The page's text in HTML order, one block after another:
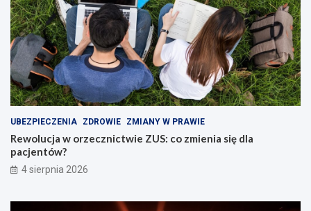
UBEZPIECZENIA ZDROWIE ZMIANY W PRAWIE
Rewolucja w orzecznictwie ZUS: co zmienia się dla
pacjentów?
4 sierpnia 2026